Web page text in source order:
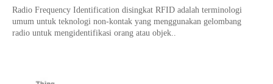
Radio Frequency Identification disingkat RFID adalah terminologi
umum untuk teknologi non-kontak yang menggunakan gelombang
radio untuk mengidentifikasi orang atau objek..